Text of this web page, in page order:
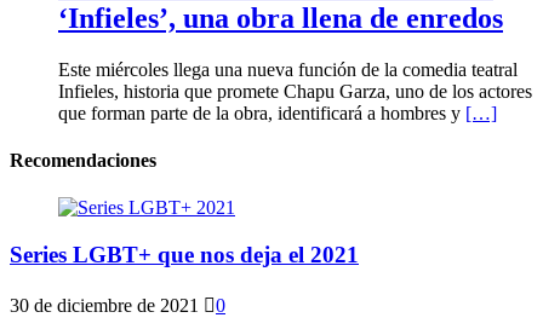
‘Infieles’, una obra llena de enredos
Este miércoles llega una nueva función de la comedia teatral
Infieles, historia que promete Chapu Garza, uno de los actores
que forman parte de la obra, identificará a hombres y […]
Recomendaciones
Series LGBT+ que nos deja el 2021
30 de diciembre de 2021 0